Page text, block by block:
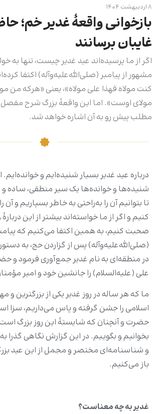
۸ اردیبهشت ۱۴۰۴
بازخوانی واقعۀ غدیر خم؛
غایبان برسانند
اگر از ما پرسیده‌اند عید غدیر چیست، تنها به
مشهور از پیامبر (صلی‌الله‌علیه‌وآله) اکتفا
کنت مولاه فهذا على مولاه»، یعنی «هرکه من
مولای اوست». اما این واقعۀ بزرگ شرح
مطلب پیش رو به آن اشاره خواهد شد.
درباره عید غدیر بسیار شنیده‌ایم و خوانده‌ایم.
شنیده‌ها و خوانده‌ها یک سیر منطقی، ساده
تا بتوانیم آن را به‌راحتی به خاطر بسپاریم و
کنیم و اگر از ما خواسته‌اند بیشتر از این
صحبت کنیم، به همین اکتفا می‌کنیم که
(صلی‌الله‌علیه‌وآله) پس از گزاردن حج، به
در منطقه‌ای به نام غدیر جمع‌آوری فرمود و
علی (علیه‌السلام) را جانشین خود و امیر
ما که هر ساله در روز غدیر یکی از بزرگترین و
اسلامی را جشن گرفته و پاس می‌داریم، سزا
حضرت و آنچنان که شایستۀ این روز بزرگ است،
بخوانیم و بگوییم. در این گزارش نگاهی گذرا
و شناسنامه‌ای مختصر و مجمل از این عید
باز می‌کنیم.
غدیر به چه معناست؟